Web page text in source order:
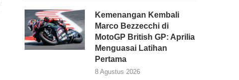
Kemenangan Kembali
Marco Bezzecchi di
MotoGP British GP: Aprilia
Menguasai Latihan
Pertama
8 Agustus 2026